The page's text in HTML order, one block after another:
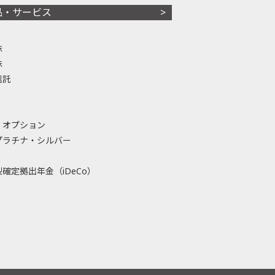
・サービス
託
プション
ラチナ・シルバー
定拠出年金（iDeCo）